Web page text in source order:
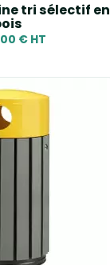
tri sélectif en
€ HT